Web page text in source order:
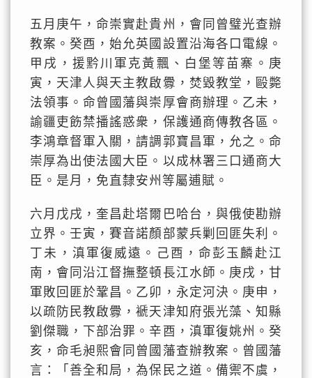
五月庚午，命崇實赴貴州，會同曾璧光查辦
教案。癸酉，始允英國設置沿海各口電線。
甲戌，援黔川軍克黃飄、白堡等苗寨。庚
寅，天津人與天主教啟釁，焚毀教堂，毆斃
法領事。命曾國藩與崇厚會商辦理。乙未，
諭疆吏飭禁播謠惑衆，保護通商傳教各區。
李鴻章督軍入關，請調郭寶昌軍，允之。命
崇厚為出使法國大臣。以成林署三口通商大
臣。是月，免直隸安州等屬逋賦。
六月戊戌，奎昌赴塔爾巴哈台，與俄使勘辦
立界。壬寅，賽音諾顏部蒙兵剿回匪失利。
丁未，滇軍復威遠。己酉，命彭玉麟赴江
南，會同沿江督撫整頓長江水師。庚戌，甘
軍敗回匪於鞏昌。乙卯，永定河決。庚申，
以疏防民教啟釁，褫天津知府張光藻、知縣
劉傑職，下部治罪。辛酉，滇軍復姚州。癸
亥，命毛昶熙會同曾國藩查辦教案。曾國藩
言：「善全和局，為保民之道。備禦不虞，